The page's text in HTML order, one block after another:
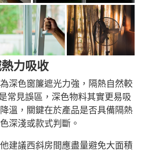
力吸收
深色窗簾遮光力強，隔熱自然較
常見誤區，深色物料其實更易吸
溫，關鍵在於產品是否具備隔熱
深淺或款式判斷。
建議西斜房間應盡量避免大面積